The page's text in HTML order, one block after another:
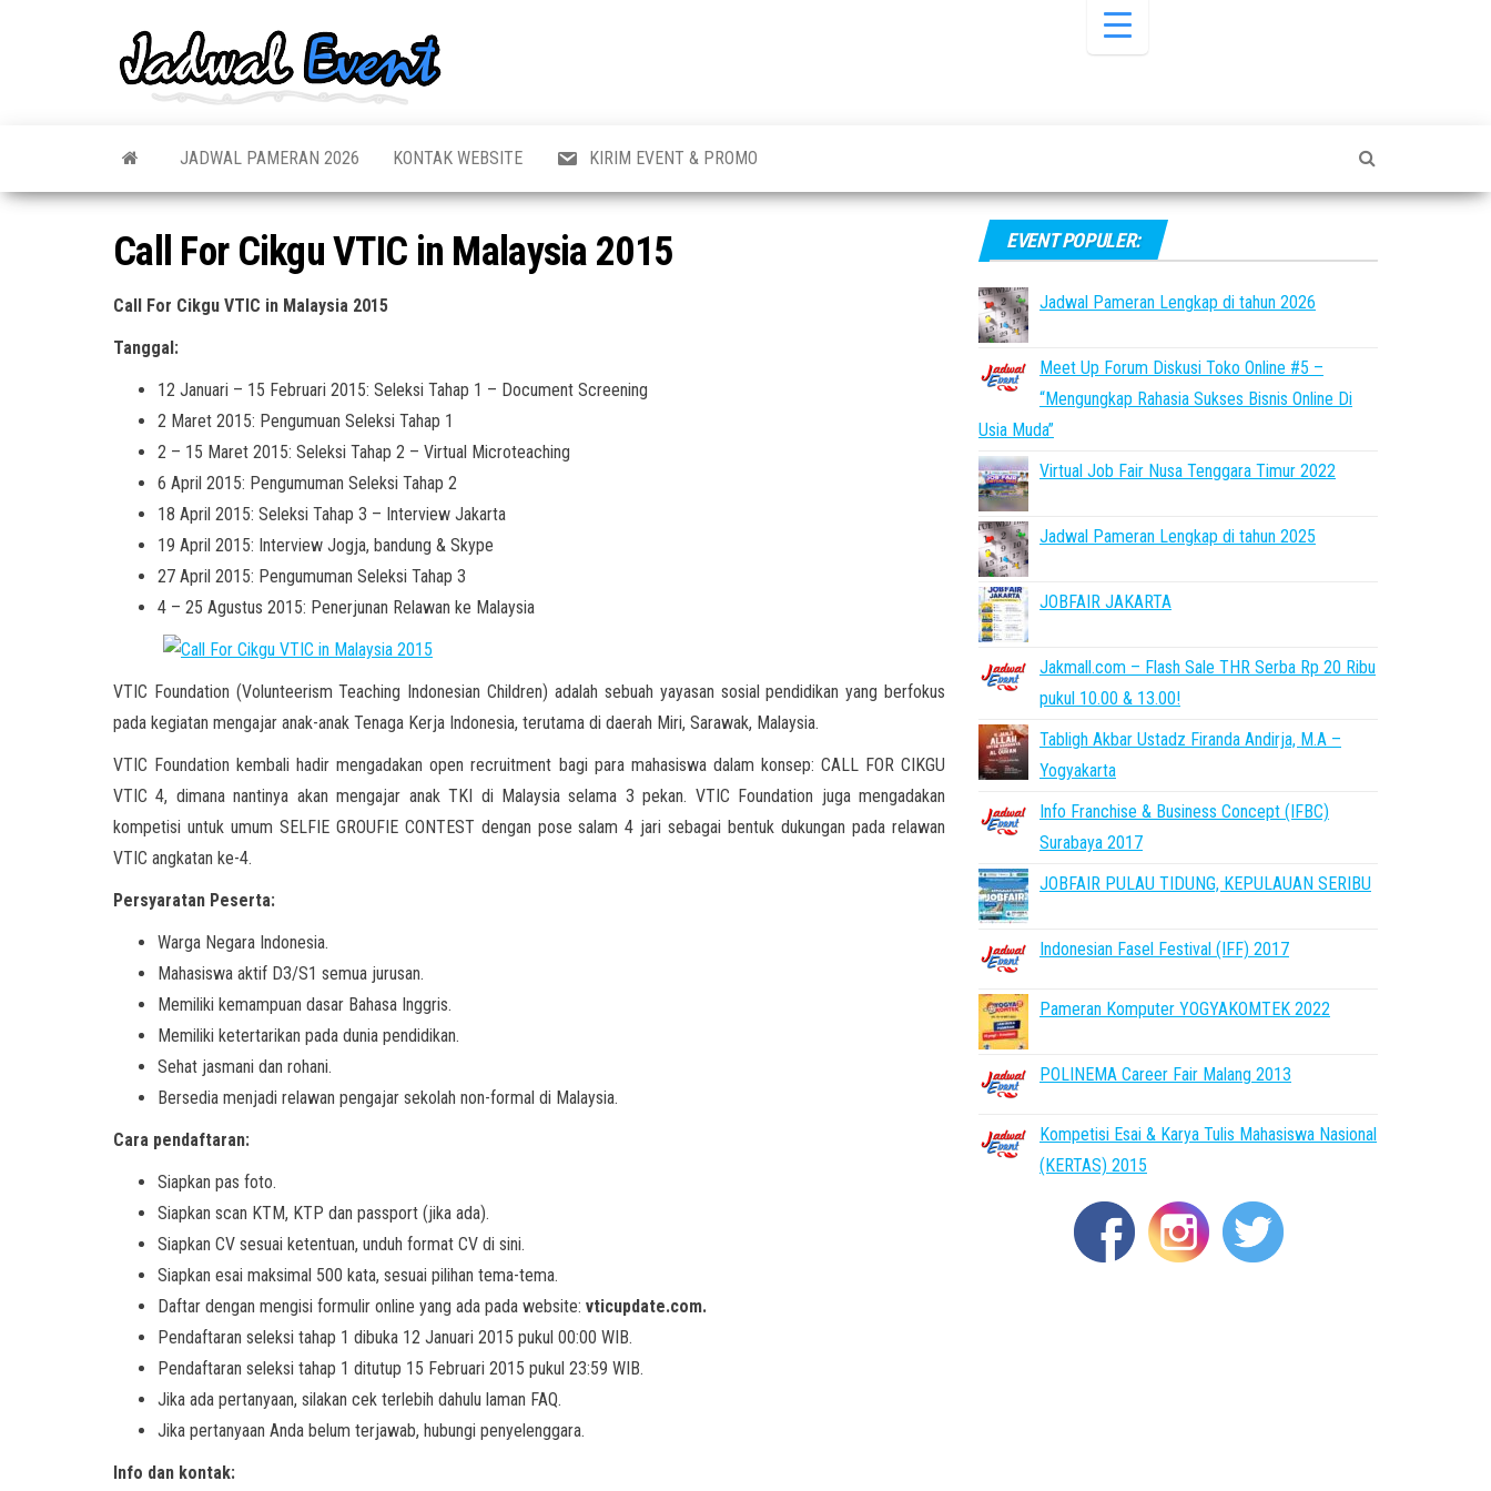
Pameran,
Acara &
Terbaru
Seminar,
Bazaar,
Job Fair,
Lomba dll.
JADWAL PAMERAN 2026 KONTAK WEBSITE KIRIM EVENT & PROMO
Call For Cikgu VTIC in Malaysia 2015
Call For Cikgu VTIC in Malaysia 2015
Tanggal:
12 Januari – 15 Februari 2015: Seleksi Tahap 1 – Document Screening
2 Maret 2015: Pengumuan Seleksi Tahap 1
2 – 15 Maret 2015: Seleksi Tahap 2 – Virtual Microteaching
6 April 2015: Pengumuman Seleksi Tahap 2
18 April 2015: Seleksi Tahap 3 – Interview Jakarta
19 April 2015: Interview Jogja, bandung & Skype
27 April 2015: Pengumuman Seleksi Tahap 3
4 – 25 Agustus 2015: Penerjunan Relawan ke Malaysia
VTIC Foundation (Volunteerism Teaching Indonesian Children) adalah sebuah yayasan sosial pendidikan yang berfokus
pada kegiatan mengajar anak-anak Tenaga Kerja Indonesia, terutama di daerah Miri, Sarawak, Malaysia.
VTIC Foundation kembali hadir mengadakan open recruitment bagi para mahasiswa dalam konsep: CALL FOR CIKGU
VTIC 4, dimana nantinya akan mengajar anak TKI di Malaysia selama 3 pekan. VTIC Foundation juga mengadakan
kompetisi untuk umum SELFIE GROUFIE CONTEST dengan pose salam 4 jari sebagai bentuk dukungan pada relawan
VTIC angkatan ke-4.
Persyaratan Peserta:
Warga Negara Indonesia.
Mahasiswa aktif D3/S1 semua jurusan.
Memiliki kemampuan dasar Bahasa Inggris.
Memiliki ketertarikan pada dunia pendidikan.
Sehat jasmani dan rohani.
Bersedia menjadi relawan pengajar sekolah non-formal di Malaysia.
Cara pendaftaran:
Siapkan pas foto.
Siapkan scan KTM, KTP dan passport (jika ada).
Siapkan CV sesuai ketentuan, unduh format CV di sini.
Siapkan esai maksimal 500 kata, sesuai pilihan tema-tema.
Daftar dengan mengisi formulir online yang ada pada website: vticupdate.com.
Pendaftaran seleksi tahap 1 dibuka 12 Januari 2015 pukul 00:00 WIB.
Pendaftaran seleksi tahap 1 ditutup 15 Februari 2015 pukul 23:59 WIB.
Jika ada pertanyaan, silakan cek terlebih dahulu laman FAQ.
Jika pertanyaan Anda belum terjawab, hubungi penyelenggara.
Info dan kontak:
EVENT POPULER:
Jadwal Pameran Lengkap di tahun 2026
Meet Up Forum Diskusi Toko Online #5 –
“Mengungkap Rahasia Sukses Bisnis Online Di
Usia Muda”
Virtual Job Fair Nusa Tenggara Timur 2022
Jadwal Pameran Lengkap di tahun 2025
JOBFAIR JAKARTA
Jakmall.com – Flash Sale THR Serba Rp 20 Ribu
pukul 10.00 & 13.00!
Tabligh Akbar Ustadz Firanda Andirja, M.A –
Yogyakarta
Info Franchise & Business Concept (IFBC)
Surabaya 2017
JOBFAIR PULAU TIDUNG, KEPULAUAN SERIBU
Indonesian Fasel Festival (IFF) 2017
Pameran Komputer YOGYAKOMTEK 2022
POLINEMA Career Fair Malang 2013
Kompetisi Esai & Karya Tulis Mahasiswa Nasional
(KERTAS) 2015